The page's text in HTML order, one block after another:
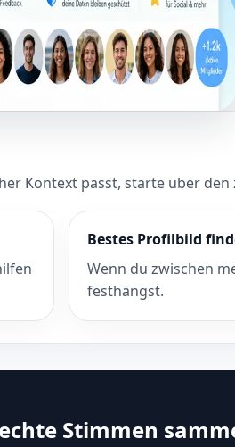
Kontext passt, starte über
Bestes Profilbild
Wenn du zwischen
festhängst.
Stimmen